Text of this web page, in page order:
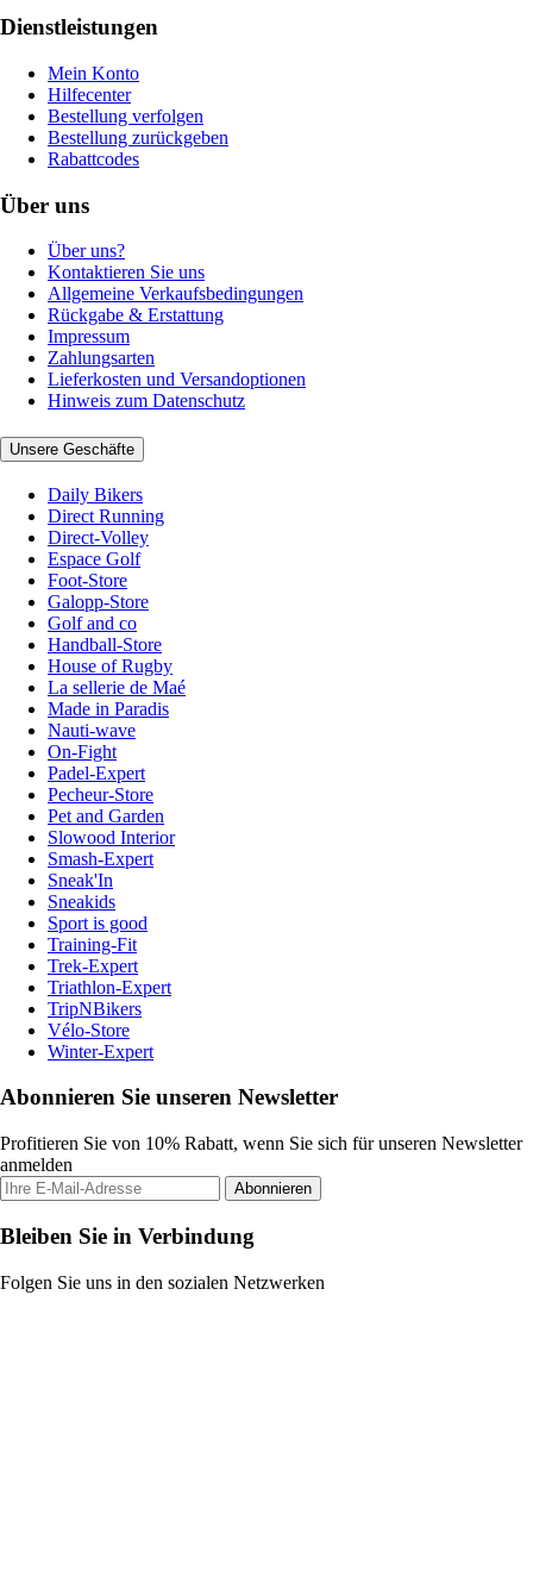
Dienstleistungen
Mein Konto
Hilfecenter
Bestellung verfolgen
Bestellung zurückgeben
Rabattcodes
Über uns
Über uns?
Kontaktieren Sie uns
Allgemeine Verkaufsbedingungen
Rückgabe & Erstattung
Impressum
Zahlungsarten
Lieferkosten und Versandoptionen
Hinweis zum Datenschutz
Unsere Geschäfte
Daily Bikers
Direct Running
Direct-Volley
Espace Golf
Foot-Store
Galopp-Store
Golf and co
Handball-Store
House of Rugby
La sellerie de Maé
Made in Paradis
Nauti-wave
On-Fight
Padel-Expert
Pecheur-Store
Pet and Garden
Slowood Interior
Smash-Expert
Sneak'In
Sneakids
Sport is good
Training-Fit
Trek-Expert
Triathlon-Expert
TripNBikers
Vélo-Store
Winter-Expert
Abonnieren Sie unseren Newsletter
Profitieren Sie von 10% Rabatt, wenn Sie sich für unseren Newsletter
anmelden
Abonnieren
Bleiben Sie in Verbindung
Folgen Sie uns in den sozialen Netzwerken